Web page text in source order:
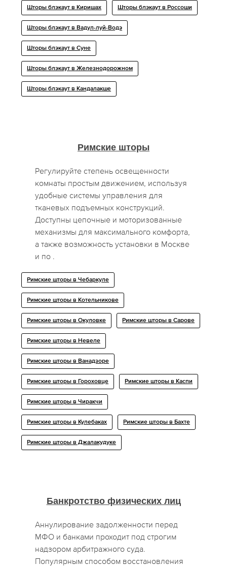
Шторы блэкаут в Киришах Шторы блэкаут в Россоши
Шторы блэкаут в Вадул-луй-Водэ
Шторы блэкаут в Суне
Шторы блэкаут в Железнодорожном
Шторы блэкаут в Кандалакше
Римские шторы
Регулируйте степень освещенности
комнаты простым движением, используя
удобные системы управления для
тканевых подъемных конструкций.
Доступны цепочные и моторизованные
механизмы для максимального комфорта,
а также возможность установки в Москве
и по .
Римские шторы в Чебаркуле
Римские шторы в Котельникове
Римские шторы в Окуловке Римские шторы в Сарове
Римские шторы в Невеле
Римские шторы в Ванадзоре
Римские шторы в Гороховце Римские шторы в Каспи
Римские шторы в Чиракчи
Римские шторы в Кулебаках Римские шторы в Бахте
Римские шторы в Джалакудуке
Банкротство физических лиц
Аннулирование задолженности перед
МФО и банками проходит под строгим
надзором арбитражного суда.
Популярным способом восстановления